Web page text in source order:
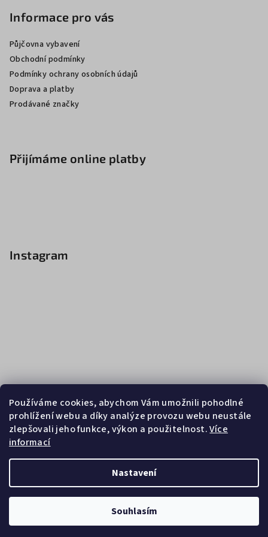
Používáme cookies, abychom Vám umožnili pohodlné
prohlížení webu a díky analýze provozu webu neustále
zlepšovali jeho funkce, výkon a použitelnost.Více
informací
Nastavení
Souhlasím
Informace pro vás
Půjčovna vybavení
Obchodní podmínky
Podmínky ochrany osobních údajů
Doprava a platby
Prodávané značky
Přijímáme online platby
Instagram
Sledovat na Instagramu
Vytvořil Shoptet